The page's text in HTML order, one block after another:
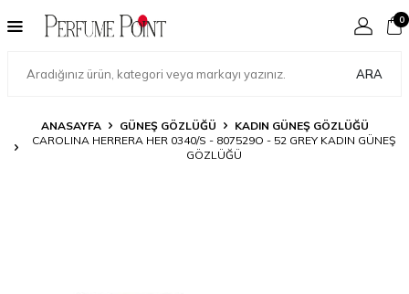
ARA
0
ANASAYFA GÜNEŞ GÖZLÜĞÜ
KADIN GÜNEŞ GÖZLÜĞÜ
CAROLINA HERRERA HER 0340/S - 807529O - 52 GREY KADIN GÜNEŞ
GÖZLÜĞÜ